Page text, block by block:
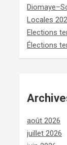
Locales
Elections
Élections
août 2026
juillet 2026